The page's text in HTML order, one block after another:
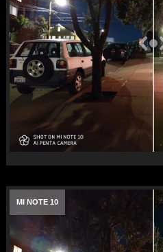
MI NOTE 10